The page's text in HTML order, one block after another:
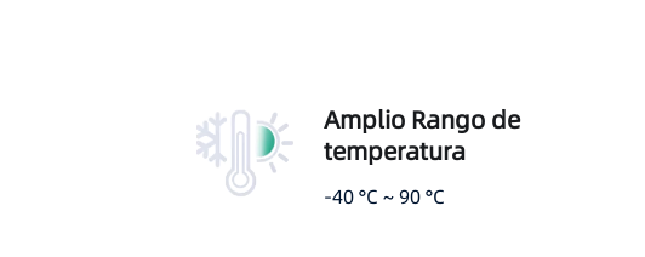
Amplio Rango de
temperatura
-40 °C ~ 90 °C